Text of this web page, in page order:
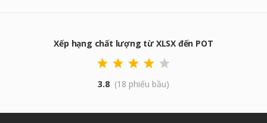
Xếp hạng chất lượng từ XLSX đến POT
3.8 (18 phiếu bầu)